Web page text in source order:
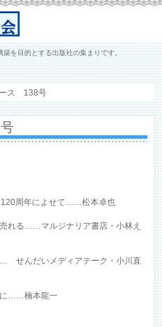
を目的とする出版社の集まりです。
ース 138号
周年によせて……松本卓也
れる……マルジナリア書店・小林え
せんだいメディアテーク・小川直
……楠本龍一